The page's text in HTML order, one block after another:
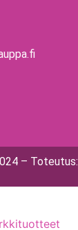
– Toteutus: